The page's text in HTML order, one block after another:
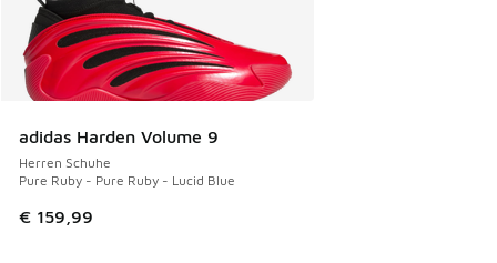
adidas Harden Volume 9
Herren Schuhe
Pure Ruby - Pure Ruby - Lucid Blue
€ 159,99